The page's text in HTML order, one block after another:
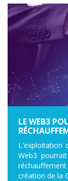
LE WEB3
L'exploitation
Web3
création de la